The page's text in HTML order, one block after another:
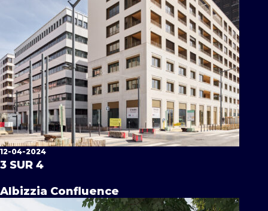
12-04-2024
3 SUR 4
Albizzia Confluence